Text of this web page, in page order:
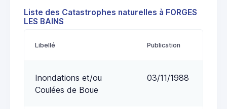
Liste des Catastrophes naturelles à FORGES
LES BAINS
Libellé Publication
Inondations et/ou
Coulées de Boue
03/11/1988